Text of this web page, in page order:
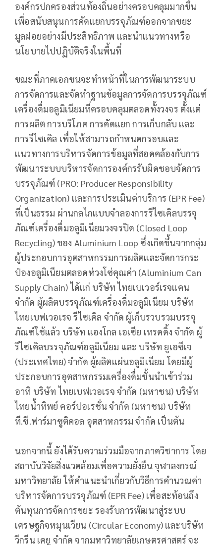
องค์กรปกครองส่วนท้องถิ่นอย่างครอบคลุมมากขึ้น
เพื่อสนับสนุนการคัดแยกบรรจุภัณฑ์ออกจากขยะ
มูลฝอยอย่างมีประสิทธิภาพ และนำแนวทางหรือ
นโยบายไปปฏิบัติจริงในพื้นที่
ขณะที่ภาคเอกชนจะทำหน้าที่ในการพัฒนาระบบ
การจัดการและจัดทำฐานข้อมูลการจัดการบรรจุภัณฑ์
เครื่องดื่มอลูมิเนียมที่ครอบคลุมตลอดทั้งวงจร ตั้งแต่
การผลิต การบริโภค การคัดแยก การเก็บกลับ และ
การรีไซเคิล เพื่อให้สามารถกำหนดกรอบและ
แนวทางการบริหารจัดการข้อมูลที่สอดคล้องกับการ
พัฒนาระบบบริหารจัดการองค์กรรับผิดชอบจัดการ
บรรจุภัณฑ์ (PRO: Producer Responsibility
Organization) และการประเมินค่าบริการ (EPR Fee)
ที่เป็นธรรม ผ่านกลไกแบบจำลองการรีไซเคิลบรรจุ
ภัณฑ์เครื่องดื่มอลูมิเนียมวงจรปิด (Closed Loop
Recycling) ของ Aluminium Loop ซึ่งเกิดขึ้นจากกลุ่ม
ผู้ประกอบการอุตสาหกรรมการผลิตและจัดการกระ
ป๋องอลูมิเนียมตลอดห่วงโซ่คุณค่า (Aluminium Can
Supply Chain) ได้แก่ บริษัท ไทยเบเวอร์เรจแคน
จำกัด ผู้ผลิตบรรจุภัณฑ์เครื่องดื่มอลูมิเนียม บริษัท
ไทยเบฟเวอเรจ รีไซเคิล จำกัด ผู้เก็บรวบรวมบรรจุ
ภัณฑ์ใช้แล้ว บริษัท แองโกล เอเซีย เทรดดิ้ง จำกัด ผู้
รีไซเคิลบรรจุภัณฑ์อลูมิเนียม และ บริษัท ยูเอซีเจ
(ประเทศไทย) จำกัด ผู้ผลิตแผ่นอลูมิเนียม โดยมีผู้
ประกอบการอุตสาหกรรมเครื่องดื่มชั้นนำเข้าร่วม
อาทิ บริษัท ไทยเบฟเวอเรจ จำกัด (มหาชน) บริษัท
ไทยน้ำทิพย์ คอร์ปอเรชั่น จำกัด (มหาชน) บริษัท
ที.ซี.ฟาร์มาซูติคอล อุตสาหกรรม จำกัด เป็นต้น
นอกจากนี้ ยังได้รับความร่วมมือจากภาควิชาการ โดย
สถาบันวิจัยสิ่งแวดล้อมเพื่อความยั่งยืน จุฬาลงกรณ์
มหาวิทยาลัย ให้คำแนะนำเกี่ยวกับวิธีการคำนวณค่า
บริหารจัดการบรรจุภัณฑ์ (EPR Fee) เพื่อสะท้อนถึง
ต้นทุนการจัดการขยะ รองรับการพัฒนาสู่ระบบ
เศรษฐกิจหมุนเวียน (Circular Economy) และบริษัท
วีกรีน เคยู จำกัด จากมหาวิทยาลัยเกษตรศาสตร์ จะ